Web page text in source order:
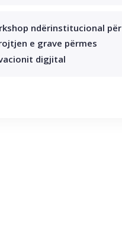
ndërinstitucional për
e grave përmes
digjital